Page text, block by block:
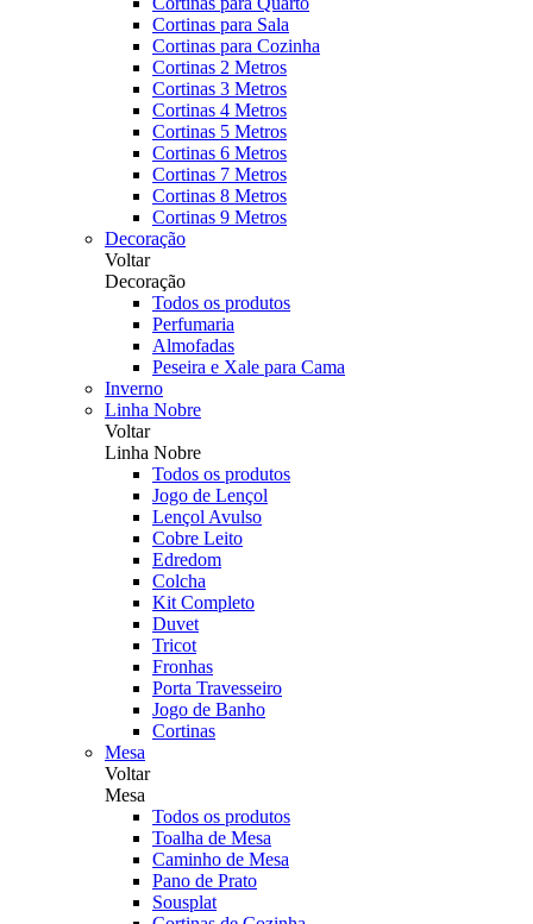
Cortinas para Sala
Cortinas para Cozinha
Cortinas 2 Metros
Cortinas 3 Metros
Cortinas 4 Metros
Cortinas 5 Metros
Cortinas 6 Metros
Cortinas 7 Metros
Cortinas 8 Metros
Cortinas 9 Metros
Decoração
Voltar
Decoração
Todos os produtos
Perfumaria
Almofadas
Peseira e Xale para Cama
Inverno
Linha Nobre
Voltar
Linha Nobre
Todos os produtos
Jogo de Lençol
Lençol Avulso
Cobre Leito
Edredom
Colcha
Kit Completo
Duvet
Tricot
Fronhas
Porta Travesseiro
Jogo de Banho
Cortinas
Mesa
Voltar
Mesa
Todos os produtos
Toalha de Mesa
Caminho de Mesa
Pano de Prato
Sousplat